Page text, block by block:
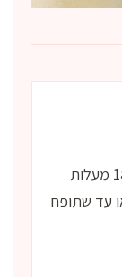
אפשר לאפות בתנור שחומם מראש ל-180 מעלות
טורבו לכ-10 דקות או עד שתופח